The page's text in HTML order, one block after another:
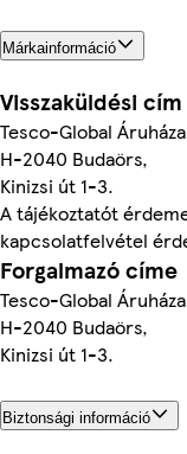
Márkainformáció
Visszaküldési cím
Tesco-Global
H-2040 Budaörs,
Kinizsi út 1-3.
A tájékoztatót
kapcsolatfelvétel
Forgalmazó címe
Tesco-Global
H-2040 Budaörs,
Kinizsi út 1-3.
Biztonsági információ